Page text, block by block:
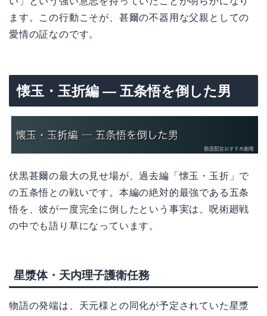
ます。この行動こそが、甚爾の不器用な父親としての
愛情の証なのです。
懐玉・玉折編 — 五条悟を倒した男
伏黒甚爾の最大の見せ場が、過去編「懐玉・玉折」で
の五条悟との戦いです。本編の絶対的最強である五条
悟を、彼が一度完全に倒したという事実は、呪術廻戦
の中でも語り草になっています。
星漿体・天内理子護衛任務
物語の発端は、天元様との同化が予定されていた星漿